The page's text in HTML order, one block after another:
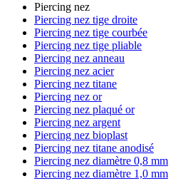
Piercing nez
Piercing nez tige droite
Piercing nez tige courbée
Piercing nez tige pliable
Piercing nez anneau
Piercing nez acier
Piercing nez titane
Piercing nez or
Piercing nez plaqué or
Piercing nez argent
Piercing nez bioplast
Piercing nez titane anodisé
Piercing nez diamètre 0,8 mm
Piercing nez diamètre 1,0 mm